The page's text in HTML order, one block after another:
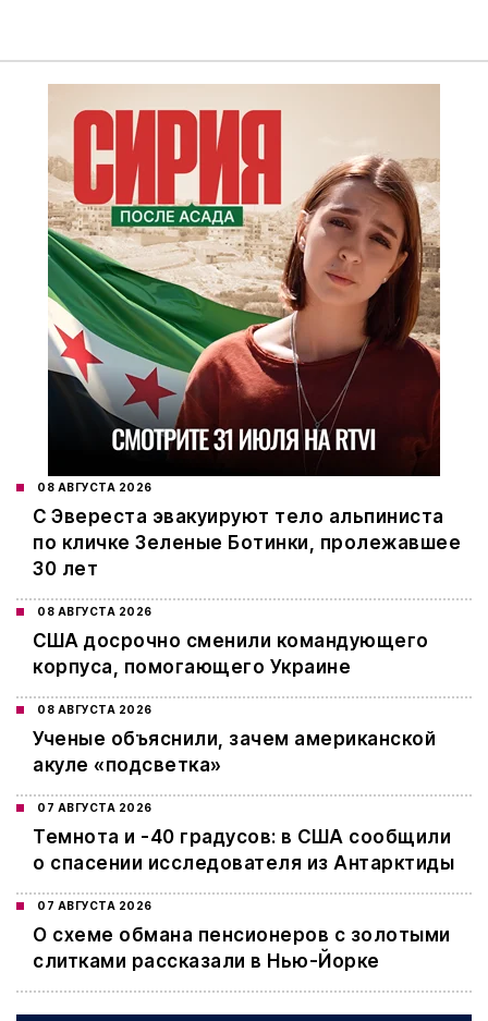
08 АВГУСТА 2026
С Эвереста эвакуируют тело альпиниста
по кличке Зеленые Ботинки, пролежавшее
30 лет
08 АВГУСТА 2026
США досрочно сменили командующего
корпуса, помогающего Украине
08 АВГУСТА 2026
Ученые объяснили, зачем американской
акуле «подсветка»
07 АВГУСТА 2026
Темнота и -40 градусов: в США сообщили
о спасении исследователя из Антарктиды
07 АВГУСТА 2026
О схеме обмана пенсионеров с золотыми
слитками рассказали в Нью-Йорке